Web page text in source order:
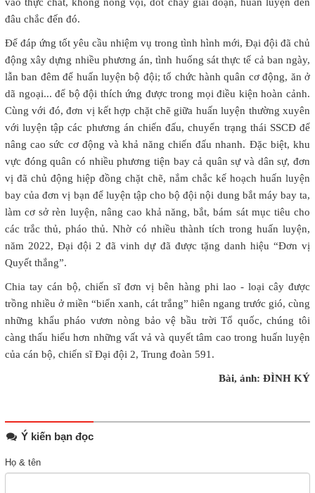
đâu chắc đến đó.
Để đáp ứng tốt yêu cầu nhiệm vụ trong tình hình mới, Đại đội đã chủ
động xây dựng nhiều phương án, tình huống sát thực tế cả ban ngày,
lẫn ban đêm để huấn luyện bộ đội; tổ chức hành quân cơ động, ăn ở
dã ngoại... để bộ đội thích ứng được trong mọi điều kiện hoàn cảnh.
Cùng với đó, đơn vị kết hợp chặt chẽ giữa huấn luyện thường xuyên
với luyện tập các phương án chiến đấu, chuyển trạng thái SSCĐ để
nâng cao sức cơ động và khả năng chiến đấu nhanh. Đặc biệt, khu
vực đóng quân có nhiều phương tiện bay cả quân sự và dân sự, đơn
vị đã chủ động hiệp đồng chặt chẽ, nắm chắc kế hoạch huấn luyện
bay của đơn vị bạn để luyện tập cho bộ đội nội dung bắt máy bay ta,
làm cơ sở rèn luyện, nâng cao khả năng, bắt, bám sát mục tiêu cho
các trắc thủ, pháo thủ. Nhờ có nhiều thành tích trong huấn luyện,
năm 2022, Đại đội 2 đã vinh dự đã được tặng danh hiệu “Đơn vị
Quyết thắng”.
Chia tay cán bộ, chiến sĩ đơn vị bên hàng phi lao - loại cây được
trồng nhiều ở miền “biển xanh, cát trắng” hiên ngang trước gió, cùng
những khẩu pháo vươn nòng bảo vệ bầu trời Tổ quốc, chúng tôi
càng thấu hiểu hơn những vất vả và quyết tâm cao trong huấn luyện
của cán bộ, chiến sĩ Đại đội 2, Trung đoàn 591.
Bài, ảnh: ĐÌNH KÝ
Ý kiến bạn đọc
Họ & tên